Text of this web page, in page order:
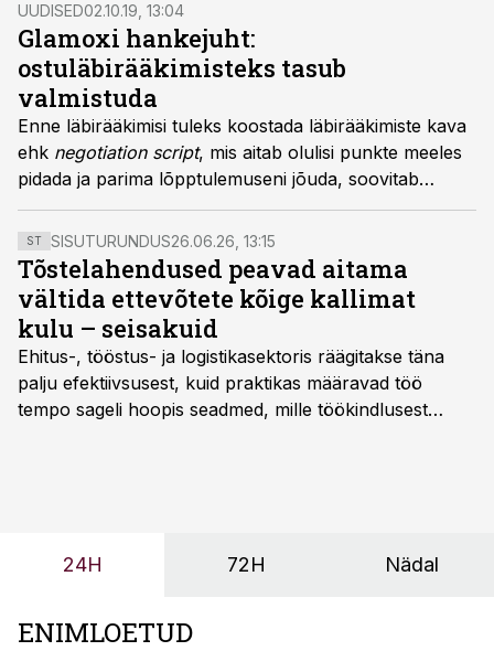
UUDISED02.10.19, 13:04
Glamoxi hankejuht:
ostuläbirääkimisteks tasub
valmistuda
Enne läbirääkimisi tuleks koostada läbirääkimiste kava
ehk negotiation script, mis aitab olulisi punkte meeles
pidada ja parima lõpptulemuseni jõuda, soovitab
Glamox SPL divisjoni hankejuht Hannes Laaser.
ST SISUTURUNDUS26.06.26, 13:15
Tõstelahendused peavad aitama
vältida ettevõtete kõige kallimat
kulu – seisakuid
Ehitus-, tööstus- ja logistikasektoris räägitakse täna
palju efektiivsusest, kuid praktikas määravad töö
tempo sageli hoopis seadmed, mille töökindlusest
24H 72H Nädal
ENIMLOETUD